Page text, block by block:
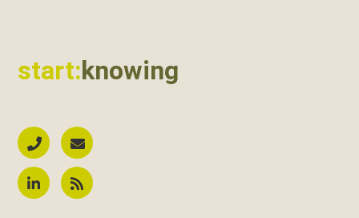
start:knowing